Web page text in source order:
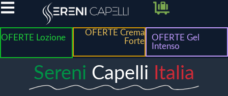
OFERTE Lozione
OFERTE Crema
Forte
OFERTE Gel
Intenso
Sereni Capelli Italia